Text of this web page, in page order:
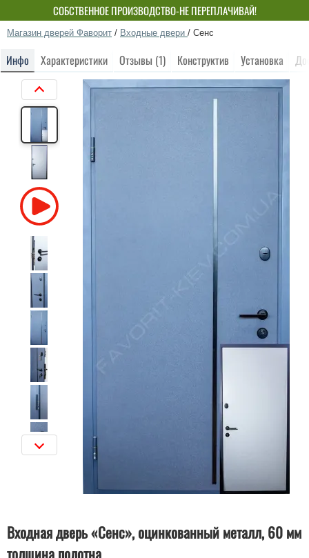
СОБСТВЕННОЕ ПРОИЗВОДСТВО-НЕ ПЕРЕПЛАЧИВАЙ!
Магазин дверей Фаворит / Входные двери / Сенс
Инфо Характеристики Отзывы (1) Конструктив Установка
Входная дверь «Сенс», оцинкованный металл, 60 мм
толщина полотна